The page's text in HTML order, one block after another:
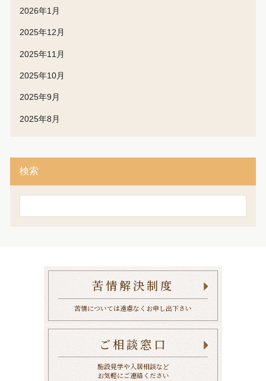
2026年1月
2025年12月
2025年11月
2025年10月
2025年9月
2025年8月
検索
苦情解決制度
苦情については遠慮なくお申し出下さい
ご相談窓口
施設見学や入居相談など
お気軽にご連絡ください